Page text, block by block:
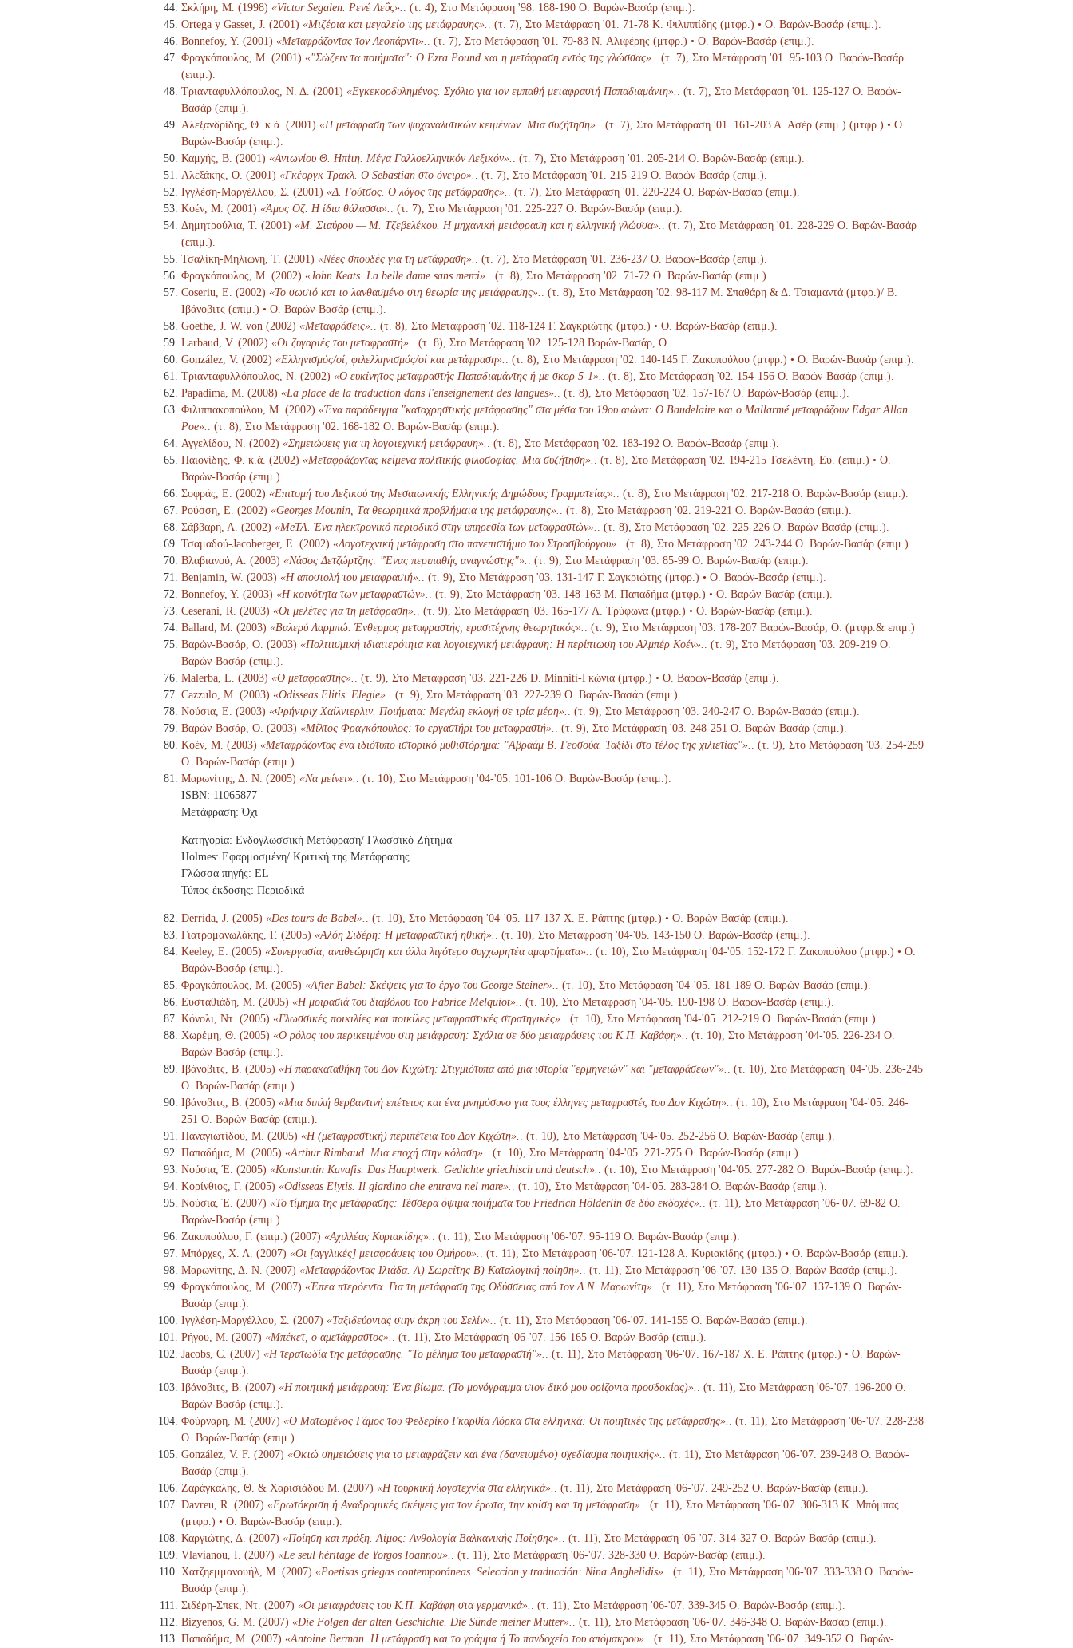
Σκλήρη, Μ. (1998) «Victor Segalen. Ρενέ Λεΰς».
. (τ. 4), Στο Μετάφραση '98. 188-190 Ο. Βαρών-Βασάρ (επιμ.).
Ortega y Gasset, J. (2001) «Μιζέρια και μεγαλείο της μετάφρασης».
. (τ. 7), Στο Μετάφραση '01. 71-78 K. Φιλιππίδης (μτφρ.) • Ο. Βαρών-Βασάρ (επιμ.).
Bonnefoy, Y. (2001) «Μεταφράζοντας τον Λεοπάρντι».
. (τ. 7), Στο Μετάφραση '01. 79-83 N. Αλιφέρης (μτφρ.) • Ο. Βαρών-Βασάρ (επιμ.).
Φραγκόπουλος, Μ. (2001) «"Σώζειν τα ποιήματα": Ο Ezra Pound και η μετάφραση εντός της γλώσσας».
. (τ. 7), Στο Μετάφραση '01. 95-103 Ο. Βαρών-Βασάρ
(επιμ.).
Τριανταφυλλόπουλος, Ν. Δ. (2001) «Εγκεκορδυλημένος. Σχόλιο για τον εμπαθή μεταφραστή Παπαδιαμάντη».
. (τ. 7), Στο Μετάφραση '01. 125-127 Ο. Βαρών-
Βασάρ (επιμ.).
Αλεξανδρίδης, Θ. κ.ά. (2001) «Η μετάφραση των ψυχαναλυτικών κειμένων. Μια συζήτηση».
. (τ. 7), Στο Μετάφραση '01. 161-203 Α. Ασέρ (επιμ.) (μτφρ.) • Ο.
Βαρών-Βασάρ (επιμ.).
Καμχής, Β. (2001) «Αντωνίου Θ. Ηπίτη. Μέγα Γαλλοελληνικόν Λεξικόν».
. (τ. 7), Στο Μετάφραση '01. 205-214 Ο. Βαρών-Βασάρ (επιμ.).
Αλεξάκης, Ο. (2001) «Γκέοργκ Τρακλ. Ο Sebastian στο όνειρο».
. (τ. 7), Στο Μετάφραση '01. 215-219 Ο. Βαρών-Βασάρ (επιμ.).
Ιγγλέση-Μαργέλλου, Σ. (2001) «Δ. Γούτσος. Ο λόγος της μετάφρασης».
. (τ. 7), Στο Μετάφραση '01. 220-224 Ο. Βαρών-Βασάρ (επιμ.).
Κοέν, Μ. (2001) «Άμος Οζ. Η ίδια θάλασσα».
. (τ. 7), Στο Μετάφραση '01. 225-227 Ο. Βαρών-Βασάρ (επιμ.).
Δημητρούλια, Τ. (2001) «Μ. Σταύρου — Μ. Τζεβελέκου. Η μηχανική μετάφραση και η ελληνική γλώσσα».
. (τ. 7), Στο Μετάφραση '01. 228-229 Ο. Βαρών-Βασάρ
(επιμ.).
Τσαλίκη-Μηλιώνη, Τ. (2001) «Νέες σπουδές για τη μετάφραση».
. (τ. 7), Στο Μετάφραση '01. 236-237 Ο. Βαρών-Βασάρ (επιμ.).
Φραγκόπουλος, Μ. (2002) «John Keats. La belle dame sans merci».
. (τ. 8), Στο Μετάφραση '02. 71-72 Ο. Βαρών-Βασάρ (επιμ.).
Coseriu, E. (2002) «Το σωστό και το λανθασμένο στη θεωρία της μετάφρασης».
. (τ. 8), Στο Μετάφραση '02. 98-117 Μ. Σπαθάρη & Δ. Τσιαμαντά (μτφρ.)/ Β.
Ιβάνοβιτς (επιμ.) • Ο. Βαρών-Βασάρ (επιμ.).
Goethe, J. W. von (2002) «Μεταφράσεις».
. (τ. 8), Στο Μετάφραση '02. 118-124 Γ. Σαγκριώτης (μτφρ.) • Ο. Βαρών-Βασάρ (επιμ.).
Larbaud, V. (2002) «Οι ζυγαριές του μεταφραστή».
. (τ. 8), Στο Μετάφραση '02. 125-128 Βαρών-Βασάρ, Ο.
González, V. (2002) «Ελληνισμός/οί, φιλελληνισμός/οί και μετάφραση».
. (τ. 8), Στο Μετάφραση '02. 140-145 Γ. Ζακοπούλου (μτφρ.) • Ο. Βαρών-Βασάρ (επιμ.).
Τριανταφυλλόπουλος, Ν. (2002) «Ο ευκίνητος μεταφραστής Παπαδιαμάντης ή με σκορ 5-1».
. (τ. 8), Στο Μετάφραση '02. 154-156 Ο. Βαρών-Βασάρ (επιμ.).
Papadima, M. (2008) «La place de la traduction dans l'enseignement des langues».
. (τ. 8), Στο Μετάφραση '02. 157-167 Ο. Βαρών-Βασάρ (επιμ.).
Φιλιππακοπούλου, Μ. (2002) «Ένα παράδειγμα "καταχρηστικής μετάφρασης" στα μέσα του 19ου αιώνα: Ο Baudelaire και ο Mallarmé μεταφράζουν Edgar Allan
Poe».
. (τ. 8), Στο Μετάφραση '02. 168-182 Ο. Βαρών-Βασάρ (επιμ.).
Αγγελίδου, Ν. (2002) «Σημειώσεις για τη λογοτεχνική μετάφραση».
. (τ. 8), Στο Μετάφραση '02. 183-192 Ο. Βαρών-Βασάρ (επιμ.).
Παιονίδης, Φ. κ.ά. (2002) «Μεταφράζοντας κείμενα πολιτικής φιλοσοφίας. Μια συζήτηση».
. (τ. 8), Στο Μετάφραση '02. 194-215 Τσελέντη, Ευ. (επιμ.) • Ο.
Βαρών-Βασάρ (επιμ.).
Σοφράς, Ε. (2002) «Επιτομή του Λεξικού της Μεσαιωνικής Ελληνικής Δημώδους Γραμματείας».
. (τ. 8), Στο Μετάφραση '02. 217-218 Ο. Βαρών-Βασάρ (επιμ.).
Ρούσση, Ε. (2002) «Georges Mounin, Tα θεωρητικά προβλήματα της μετάφρασης».
. (τ. 8), Στο Μετάφραση '02. 219-221 Ο. Βαρών-Βασάρ (επιμ.).
Σάββαρη, Α. (2002) «MeTA. Ένα ηλεκτρονικό περιοδικό στην υπηρεσία των μεταφραστών».
. (τ. 8), Στο Μετάφραση '02. 225-226 Ο. Βαρών-Βασάρ (επιμ.).
Τσαμαδού-Jacoberger, Ε. (2002) «Λογοτεχνική μετάφραση στο πανεπιστήμιο του Στρασβούργου».
. (τ. 8), Στο Μετάφραση '02. 243-244 Ο. Βαρών-Βασάρ (επιμ.).
Βλαβιανού, Α. (2003) «Νάσος Δετζώρτζης: "Ένας περιπαθής αναγνώστης"».
. (τ. 9), Στο Μετάφραση '03. 85-99 Ο. Βαρών-Βασάρ (επιμ.).
Benjamin, W. (2003) «Η αποστολή του μεταφραστή».
. (τ. 9), Στο Μετάφραση '03. 131-147 Γ. Σαγκριώτης (μτφρ.) • Ο. Βαρών-Βασάρ (επιμ.).
Bonnefoy, Y. (2003) «Η κοινότητα των μεταφραστών».
. (τ. 9), Στο Μετάφραση '03. 148-163 Μ. Παπαδήμα (μτφρ.) • Ο. Βαρών-Βασάρ (επιμ.).
Ceserani, R. (2003) «Οι μελέτες για τη μετάφραση».
. (τ. 9), Στο Μετάφραση '03. 165-177 Λ. Τρύφωνα (μτφρ.) • Ο. Βαρών-Βασάρ (επιμ.).
Ballard, M. (2003) «Βαλερύ Λαρμπώ. Ένθερμος μεταφραστής, ερασιτέχνης θεωρητικός».
. (τ. 9), Στο Μετάφραση '03. 178-207 Βαρών-Βασάρ, Ο. (μτφρ.& επιμ.)
Βαρών-Βασάρ, Ο. (2003) «Πολιτισμική ιδιαιτερότητα και λογοτεχνική μετάφραση: Η περίπτωση του Αλμπέρ Κοέν».
. (τ. 9), Στο Μετάφραση '03. 209-219 Ο.
Βαρών-Βασάρ (επιμ.).
Malerba, L. (2003) «Ο μεταφραστής».
. (τ. 9), Στο Μετάφραση '03. 221-226 D. Minniti-Γκώνια (μτφρ.) • Ο. Βαρών-Βασάρ (επιμ.).
Cazzulo, M. (2003) «Odisseas Elitis. Elegie».
. (τ. 9), Στο Μετάφραση '03. 227-239 Ο. Βαρών-Βασάρ (επιμ.).
Νούσια, Ε. (2003) «Φρήντριχ Χαίλντερλιν. Ποιήματα: Μεγάλη εκλογή σε τρία μέρη».
. (τ. 9), Στο Μετάφραση '03. 240-247 Ο. Βαρών-Βασάρ (επιμ.).
Βαρών-Βασάρ, Ο. (2003) «Μίλτος Φραγκόπουλος: το εργαστήρι του μεταφραστή».
. (τ. 9), Στο Μετάφραση '03. 248-251 Ο. Βαρών-Βασάρ (επιμ.).
Κοέν, Μ. (2003) «Μεταφράζοντας ένα ιδιότυπο ιστορικό μυθιστόρημα: "Αβραάμ Β. Γεοσούα. Ταξίδι στο τέλος της χιλιετίας"».
. (τ. 9), Στο Μετάφραση '03. 254-259
Ο. Βαρών-Βασάρ (επιμ.).
Μαρωνίτης, Δ. Ν. (2005) «Να μείνει».
. (τ. 10), Στο Μετάφραση '04-'05. 101-106 Ο. Βαρών-Βασάρ (επιμ.).
ISBN: 11065877
Μετάφραση: Όχι
Κατηγορία: Ενδογλωσσική Μετάφραση/ Γλωσσικό Ζήτημα
Holmes: Εφαρμοσμένη/ Κριτική της Μετάφρασης
Γλώσσα πηγής: EL
Τύπος έκδοσης: Περιοδικά
Derrida, J. (2005) «Des tours de Babel».
. (τ. 10), Στο Μετάφραση '04-'05. 117-137 Χ. Ε. Ράπτης (μτφρ.) • Ο. Βαρών-Βασάρ (επιμ.).
Γιατρομανωλάκης, Γ. (2005) «Αλόη Σιδέρη: Η μεταφραστική ηθική».
. (τ. 10), Στο Μετάφραση '04-'05. 143-150 Ο. Βαρών-Βασάρ (επιμ.).
Keeley, E. (2005) «Συνεργασία, αναθεώρηση και άλλα λιγότερο συγχωρητέα αμαρτήματα».
. (τ. 10), Στο Μετάφραση '04-'05. 152-172 Γ. Ζακοπούλου (μτφρ.) • Ο.
Βαρών-Βασάρ (επιμ.).
Φραγκόπουλος, Μ. (2005) «After Babel: Σκέψεις για το έργο του George Steiner».
. (τ. 10), Στο Μετάφραση '04-'05. 181-189 Ο. Βαρών-Βασάρ (επιμ.).
Ευσταθιάδη, Μ. (2005) «Η μοιρασιά του διαβόλου του Fabrice Melquiot».
. (τ. 10), Στο Μετάφραση '04-'05. 190-198 Ο. Βαρών-Βασάρ (επιμ.).
Κόνολι, Ντ. (2005) «Γλωσσικές ποικιλίες και ποικίλες μεταφραστικές στρατηγικές».
. (τ. 10), Στο Μετάφραση '04-'05. 212-219 Ο. Βαρών-Βασάρ (επιμ.).
Χωρέμη, Θ. (2005) «Ο ρόλος του περικειμένου στη μετάφραση: Σχόλια σε δύο μεταφράσεις του Κ.Π. Καβάφη».
. (τ. 10), Στο Μετάφραση '04-'05. 226-234 Ο.
Βαρών-Βασάρ (επιμ.).
Ιβάνοβιτς, Β. (2005) «Η παρακαταθήκη του Δον Κιχώτη: Στιγμιότυπα από μια ιστορία "ερμηνειών" και "μεταφράσεων"».
. (τ. 10), Στο Μετάφραση '04-'05. 236-245
Ο. Βαρών-Βασάρ (επιμ.).
Ιβάνοβιτς, Β. (2005) «Μια διπλή θερβαντινή επέτειος και ένα μνημόσυνο για τους έλληνες μεταφραστές του Δον Κιχώτη».
. (τ. 10), Στο Μετάφραση '04-'05. 246-
251 Ο. Βαρών-Βασάρ (επιμ.).
Παναγιωτίδου, Μ. (2005) «Η (μεταφραστική) περιπέτεια του Δον Κιχώτη».
. (τ. 10), Στο Μετάφραση '04-'05. 252-256 Ο. Βαρών-Βασάρ (επιμ.).
Παπαδήμα, Μ. (2005) «Arthur Rimbaud. Μια εποχή στην κόλαση».
. (τ. 10), Στο Μετάφραση '04-'05. 271-275 Ο. Βαρών-Βασάρ (επιμ.).
Νούσια, Έ. (2005) «Konstantin Kavafis. Das Hauptwerk: Gedichte griechisch und deutsch».
. (τ. 10), Στο Μετάφραση '04-'05. 277-282 Ο. Βαρών-Βασάρ (επιμ.).
Κορίνθιος, Γ. (2005) «Odisseas Elytis. Il giardino che entrava nel mare».
. (τ. 10), Στο Μετάφραση '04-'05. 283-284 Ο. Βαρών-Βασάρ (επιμ.).
Νούσια, Έ. (2007) «Το τίμημα της μετάφρασης: Τέσσερα όψιμα ποιήματα του Friedrich Hölderlin σε δύο εκδοχές».
. (τ. 11), Στο Μετάφραση '06-'07. 69-82 Ο.
Βαρών-Βασάρ (επιμ.).
Ζακοπούλου, Γ. (επιμ.) (2007) «Αχιλλέας Κυριακίδης».
. (τ. 11), Στο Μετάφραση '06-'07. 95-119 Ο. Βαρών-Βασάρ (επιμ.).
Μπόρχες, Χ. Λ. (2007) «Οι [αγγλικές] μεταφράσεις του Ομήρου».
. (τ. 11), Στο Μετάφραση '06-'07. 121-128 Α. Κυριακίδης (μτφρ.) • Ο. Βαρών-Βασάρ (επιμ.).
Μαρωνίτης, Δ. Ν. (2007) «Μεταφράζοντας Ιλιάδα. Α) Σωρείτης Β) Καταλογική ποίηση».
. (τ. 11), Στο Μετάφραση '06-'07. 130-135 Ο. Βαρών-Βασάρ (επιμ.).
Φραγκόπουλος, Μ. (2007) «Έπεα πτερόεντα. Για τη μετάφραση της Οδύσσειας από τον Δ.Ν. Μαρωνίτη».
. (τ. 11), Στο Μετάφραση '06-'07. 137-139 Ο. Βαρών-
Βασάρ (επιμ.).
Ιγγλέση-Μαργέλλου, Σ. (2007) «Ταξιδεύοντας στην άκρη του Σελίν».
. (τ. 11), Στο Μετάφραση '06-'07. 141-155 Ο. Βαρών-Βασάρ (επιμ.).
Ρήγου, Μ. (2007) «Μπέκετ, ο αμετάφραστος».
. (τ. 11), Στο Μετάφραση '06-'07. 156-165 Ο. Βαρών-Βασάρ (επιμ.).
Jacobs, C. (2007) «Η τερατωδία της μετάφρασης. "Το μέλημα του μεταφραστή"».
. (τ. 11), Στο Μετάφραση '06-'07. 167-187 Χ. Ε. Ράπτης (μτφρ.) • Ο. Βαρών-
Βασάρ (επιμ.).
Ιβάνοβιτς, Β. (2007) «Η ποιητική μετάφραση: Ένα βίωμα. (Το μονόγραμμα στον δικό μου ορίζοντα προσδοκίας)».
. (τ. 11), Στο Μετάφραση '06-'07. 196-200 Ο.
Βαρών-Βασάρ (επιμ.).
Φούρναρη, Μ. (2007) «Ο Ματωμένος Γάμος του Φεδερίκο Γκαρθία Λόρκα στα ελληνικά: Οι ποιητικές της μετάφρασης».
. (τ. 11), Στο Μετάφραση '06-'07. 228-238
Ο. Βαρών-Βασάρ (επιμ.).
González, V. F. (2007) «Οκτώ σημειώσεις για το μεταφράζειν και ένα (δανεισμένο) σχεδίασμα ποιητικής».
. (τ. 11), Στο Μετάφραση '06-'07. 239-248 Ο. Βαρών-
Βασάρ (επιμ.).
Ζαράγκαλης, Θ. & Χαρισιάδου Μ. (2007) «Η τουρκική λογοτεχνία στα ελληνικά».
. (τ. 11), Στο Μετάφραση '06-'07. 249-252 Ο. Βαρών-Βασάρ (επιμ.).
Davreu, R. (2007) «Ερωτόκριση ή Αναδρομικές σκέψεις για τον έρωτα, την κρίση και τη μετάφραση».
. (τ. 11), Στο Μετάφραση '06-'07. 306-313 Κ. Μπόμπας
(μτφρ.) • Ο. Βαρών-Βασάρ (επιμ.).
Καργιώτης, Δ. (2007) «Ποίηση και πράξη. Αίμος: Ανθολογία Βαλκανικής Ποίησης».
. (τ. 11), Στο Μετάφραση '06-'07. 314-327 Ο. Βαρών-Βασάρ (επιμ.).
Vlavianou, I. (2007) «Le seul héritage de Yorgos Ioannou».
. (τ. 11), Στο Μετάφραση '06-'07. 328-330 Ο. Βαρών-Βασάρ (επιμ.).
Χατζηεμμανουήλ, Μ. (2007) «Poetisas griegas contemporáneas. Seleccion y traducción: Nina Anghelidis».
. (τ. 11), Στο Μετάφραση '06-'07. 333-338 Ο. Βαρών-
Βασάρ (επιμ.).
Σιδέρη-Σπεκ, Ντ. (2007) «Οι μεταφράσεις του Κ.Π. Καβάφη στα γερμανικά».
. (τ. 11), Στο Μετάφραση '06-'07. 339-345 Ο. Βαρών-Βασάρ (επιμ.).
Bizyenos, G. M. (2007) «Die Folgen der alten Geschichte. Die Sünde meiner Mutter».
. (τ. 11), Στο Μετάφραση '06-'07. 346-348 Ο. Βαρών-Βασάρ (επιμ.).
Παπαδήμα, Μ. (2007) «Antoine Berman. Η μετάφραση και το γράμμα ή Το πανδοχείο του απόμακρου». . (τ. 11), Στο Μετάφραση '06-'07. 349-352 Ο. Βαρών-